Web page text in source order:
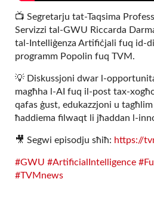
📺 Segretarju tat-Taqsima
Servizzi tal-GWU Riccarda
tal-Intelliġenza Artifiċjali fuq id-
programm Popolin fuq TVM.
💡 Diskussjoni dwar l-
magħha l-AI fuq il-post tax-
qafas ġust, edukazzjoni u
ħaddiema filwaqt li jħaddan l-
🎥 Segwi episodju sħiħ: https://
#GWU #ArtificialIntelligence
#TVMnews